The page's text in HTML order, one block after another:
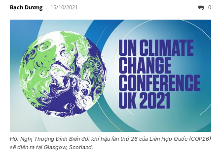
Bạch Dương - 15/10/2021 0
Hội Nghị Thượng Đỉnh Biến đổi khí hậu lần thứ 26 của Liên Hợp Quốc (COP26)
sẽ diễn ra tại Glasgow, Scotland.